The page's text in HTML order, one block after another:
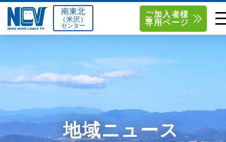
南東北センター（福島）
函館センター 0138-34-2525
新潟センター 025-210-1200
単品料金
お得なセットプラン
料金シミュレーション
南東北センター(福島)
南東北
（米沢）
センター
ご加入者様
専用ページ
地域ニュース